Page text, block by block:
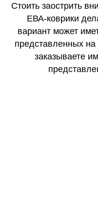
Стоить заострить
ЕВА-коврики
вариант может
представленных
заказываете